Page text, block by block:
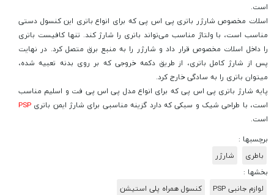
است.
اسلات مخصوص شارژر باتری پی اس پی که برای انواع باتری این کنسول دستی
مناسب است، با ولتاژ مناسب می‌تواند باتری را شارژ کند. تنها کافیست باتری
را داخل اسلات مخصوص قرار داد و شارژر را به منبع برق متصل کرد. در نهایت
پس از شارژ کامل باتری، از طریق دکمه خروجی که بر روی بدنه تعبیه شده،
میتوان باتری را به سادگی خارج کرد.
پایه شارژ باتری پی اس پی که برای انواع مدل پی اس پی فت و اسلیم مناسب
است، با طراحی شیک و سبکی که دارد گزینه مناسبی برای شارژ ایمن باتری PSP
است.
برچسبها :
باطری
شارژر
بخشها :
لوازم جانبی PSP
کنسول همراه پلی استیشن